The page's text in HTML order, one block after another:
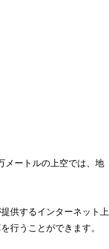
メートルの上空では、地
供するインターネット上
行うことができます。